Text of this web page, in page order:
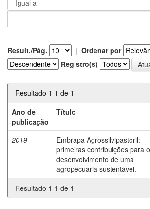
Result./Pág. | Ordenar por
Registro(s)
Resultado 1-1 de 1.
Ano de
publicação
Título
2019
Embrapa Agrossilvipastoril:
primeiras contribuições para o
desenvolvimento de uma
agropecuária sustentável.
Resultado 1-1 de 1.